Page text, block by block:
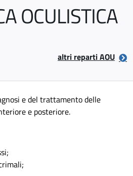
OCULISTICA
altri reparti AOU
e del trattamento delle
e posteriore.